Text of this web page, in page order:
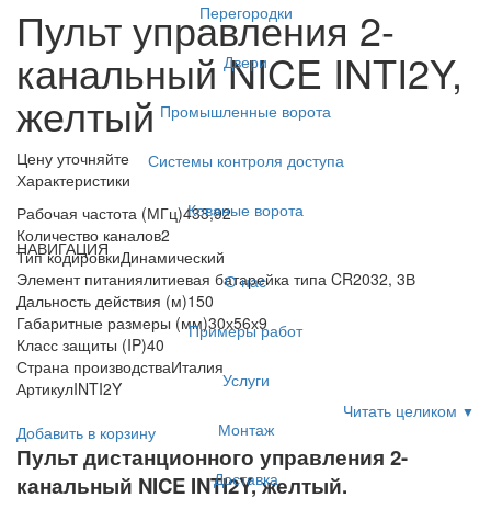
Перегородки
Двери
Промышленные ворота
Системы контроля доступа
Кованые ворота
НАВИГАЦИЯ
О нас
Примеры работ
Услуги
Монтаж
Доставка
Пульт управления 2-
канальный NICE INTI2Y,
желтый
Цену уточняйте
Характеристики
Рабочая частота (МГц)433,92
Количество каналов2
Тип кодировкиДинамический
Элемент питаниялитиевая батарейка типа CR2032, 3В
Дальность действия (м)150
Габаритные размеры (мм)30х56х9
Класс защиты (IP)40
Страна производстваИталия
АртикулINTI2Y
Читать целиком ▼
Добавить в корзину
Пульт дистанционного управления 2-
канальный NICE INTI2Y, желтый.